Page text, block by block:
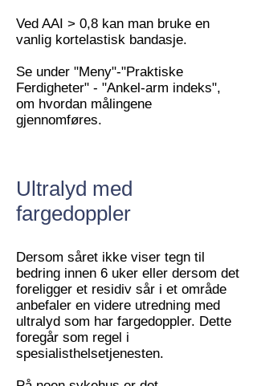
Ved AAI > 0,8 kan man bruke en
vanlig kortelastisk bandasje.
Se under "Meny"-"Praktiske
Ferdigheter" - "Ankel-arm indeks",
om hvordan målingene
gjennomføres.
Ultralyd med
fargedoppler
Dersom såret ikke viser tegn til
bedring innen 6 uker eller dersom det
foreligger et residiv sår i et område
anbefaler en videre utredning med
ultralyd som har fargedoppler. Dette
foregår som regel i
spesialisthelsetjenesten.